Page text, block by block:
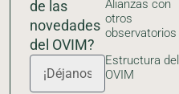
de las
novedades
del OVIM?
Alianzas con
otros
observatorios
Estructura del
OVIM